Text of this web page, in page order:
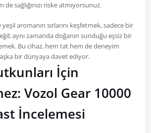
sağlığınızı riske atmıyorsunuz.
aromanın sırlarını keşfetmek, sadece bir
aynı zamanda doğanın sunduğu eşsiz bir
Bu cihaz, hem tat hem de deneyim
bir dünyaya davet ediyor.
İçin
Vozol Gear 10000
İncelemesi